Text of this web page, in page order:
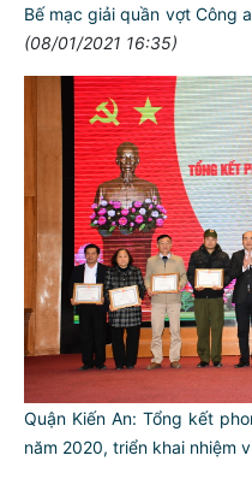
Bế mạc giải quần vợt Công
(08/01/2021 16:35)
Quận Kiến An: Tổng kết
năm 2020, triển khai nhiệm